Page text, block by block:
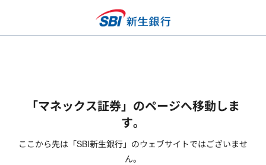
「マネックス証券」のページへ移動しま
す。
ここから先は「SBI新生銀行」のウェブサイトではございませ
ん。